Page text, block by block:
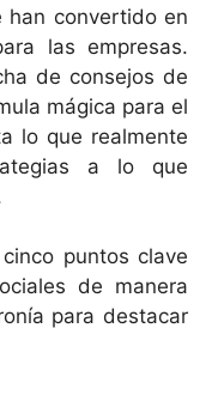
han convertido en
las empresas.
de consejos de
mágica para el
lo que realmente
a lo que
puntos clave
de manera
para destacar